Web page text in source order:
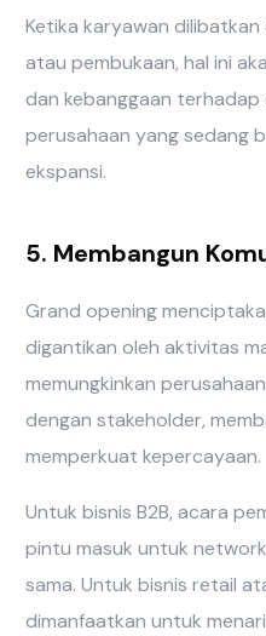
Ketika karyawan
atau pembukaan, hal ini
dan kebanggaan
perusahaan yang sedang
ekspansi.
5. Membangun
Grand opening
digantikan oleh aktivitas
memungkinkan
dengan stakeholder,
memperkuat kepercayaan.
Untuk bisnis B2B, acara
pintu masuk untuk
sama. Untuk bisnis retail
dimanfaatkan untuk